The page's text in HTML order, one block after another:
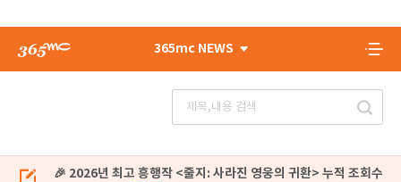
365mc NEWS
🎉 2026년 최고 흥행작 <줄지: 사라진 영웅의 귀환> 누적 조회수